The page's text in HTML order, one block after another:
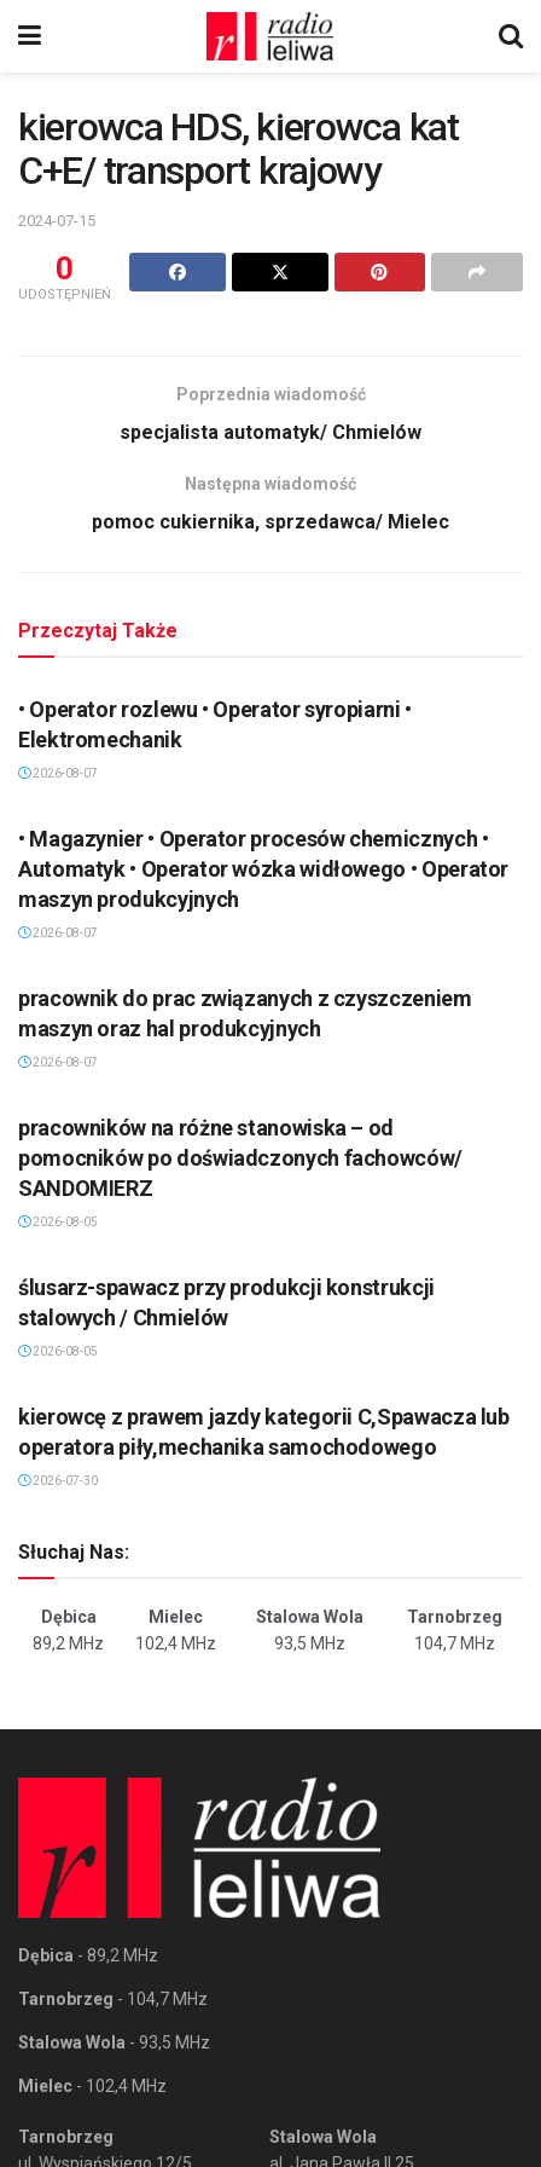
kierowca HDS, kierowca kat
C+E/ transport krajowy
2024-07-15
0
UDOSTĘPNIEŃ
Poprzednia wiadomość
specjalista automatyk/ Chmielów
Następna wiadomość
pomoc cukiernika, sprzedawca/ Mielec
Przeczytaj Także
• Operator rozlewu • Operator syropiarni •
Elektromechanik
2026-08-07
• Magazynier • Operator procesów chemicznych •
Automatyk • Operator wózka widłowego • Operator
maszyn produkcyjnych
2026-08-07
pracownik do prac związanych z czyszczeniem
maszyn oraz hal produkcyjnych
2026-08-07
pracowników na różne stanowiska – od
pomocników po doświadczonych fachowców/
SANDOMIERZ
2026-08-05
ślusarz-spawacz przy produkcji konstrukcji
stalowych / Chmielów
2026-08-05
kierowcę z prawem jazdy kategorii C,Spawacza lub
operatora piły,mechanika samochodowego
2026-07-30
Słuchaj Nas:
Dębica Mielec Stalowa Wola
Tarnobrzeg
89,2 MHz
102,4 MHz 93,5 MHz 104,7 MHz
Dębica - 89,2 MHz
Tarnobrzeg - 104,7 MHz
Stalowa Wola - 93,5 MHz
Mielec - 102,4 MHz
Tarnobrzeg
ul. Wyspiańskiego 12/5
Stalowa Wola
al. Jana Pawła II 25